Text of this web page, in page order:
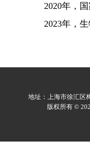
2020年，
2023年，
地址：上海市徐汇
版权所有 ©